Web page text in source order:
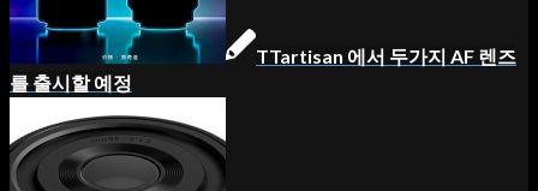
TTartisan 에서 두가지 AF 렌즈
를 출시할 예정